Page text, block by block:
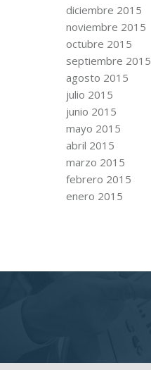
diciembre 2015
noviembre 2015
octubre 2015
septiembre 2015
agosto 2015
julio 2015
junio 2015
mayo 2015
abril 2015
marzo 2015
febrero 2015
enero 2015